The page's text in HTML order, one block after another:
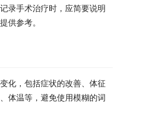
录手术治疗时，应简要说明
供参考。
化，包括症状的改善、体征
体温等，避免使用模糊的词